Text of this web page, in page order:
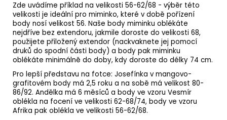
Zde uvádíme příklad na velikosti 56-62/68 - výběr této
velikosti je ideální pro miminko, které v době pořízení
body nosí velikost 56. Naše body miminku oblékáte
nejdříve bez extendoru, jakmile doroste do velikosti 68,
použijete přiložený extendor (nackvaknete jej pomocí
druků do spodní části body) a body pak miminku
oblékáte minimálně do doby, kdy doroste do délky 74 cm.
Pro lepší představu na fotce: Josefínka v mangovo-
grafitovém body má 2,5 roku a na sobě má velikost 80-
86/92. Andělka má 6 měsíců a body ve vzoru Vesmír
oblékla na focení ve velikosti 62-68/74, body ve vzoru
Afrika pak oblékla ve velikosti 56-62/68.